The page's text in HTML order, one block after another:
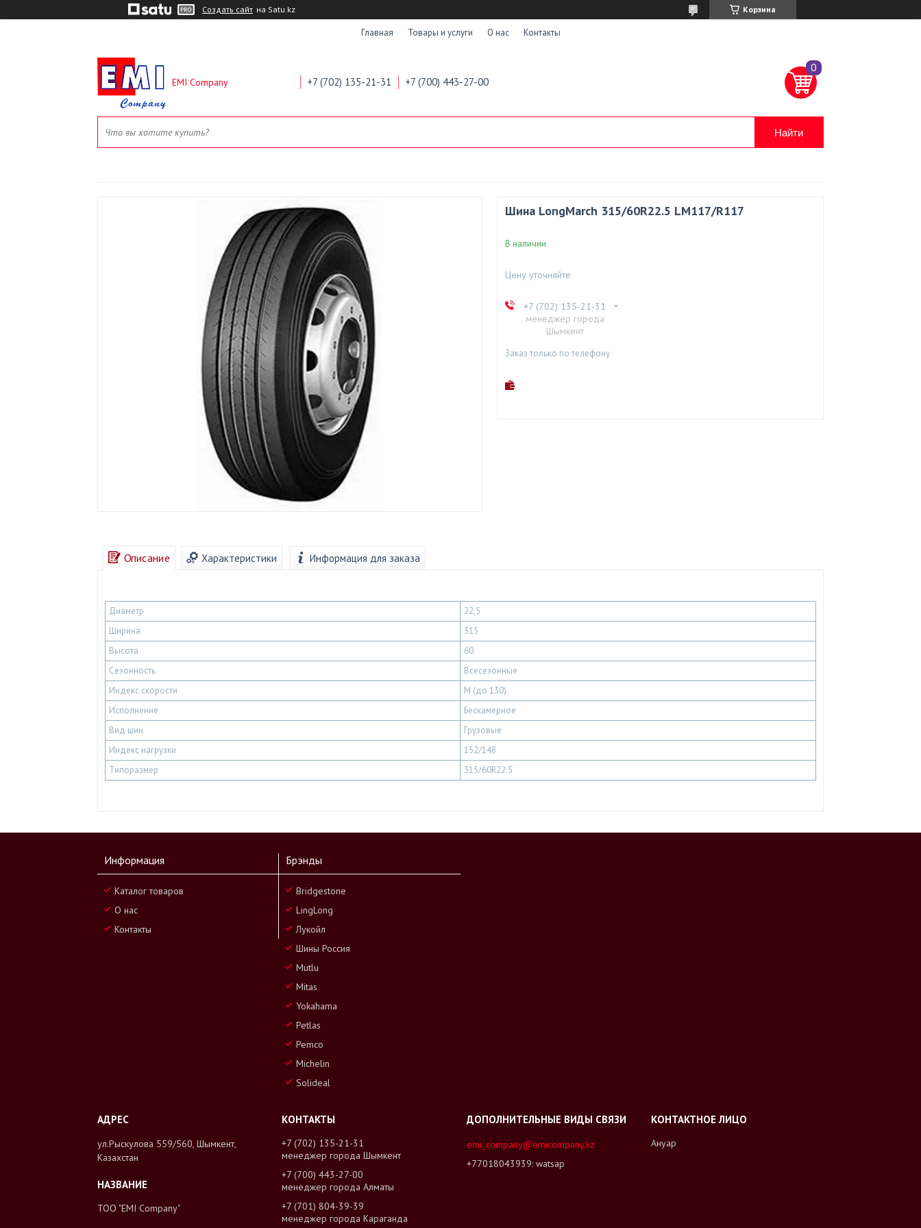
Создать сайт на Satu.kz Корзина
Главная Товары и услуги О нас Контакты
EMI Company +7 (702) 135-21-31 +7 (700) 443-27-00
Найти
Шина LongMarch 315/60R22.5 LM117/R117
В наличии
Цену уточняйте
+7 (702) 135-21-31
менеджер города
Шымкент
Заказ только по телефону
Описание Характеристики Информация для заказа
Диаметр
22,5
Ширина
315
Высота
60
Сезонность
Всесезонные
Индекс скорости
M (до 130)
Исполнение
Бескамерное
Вид шин
Грузовые
Индекс нагрузки
152/148
Типоразмер
315/60R22.5
Информация
Каталог товаров
О нас
Контакты
Брэнды
Bridgestone
LingLong
Лукойл
Шины Россия
Mutlu
Mitas
Yokahama
Petlas
Pemco
Michelin
Solideal
ул.Рыскулова 559/560, Шымкент,
Казахстан
ТОО "EMI Company"
+7 (702) 135-21-31
менеджер города Шымкент
+7 (700) 443-27-00
менеджер города Алматы
+7 (701) 804-39-39
менеджер города Караганда
emi_company@emicompany.kz
+77018043939 watsap
Ануар